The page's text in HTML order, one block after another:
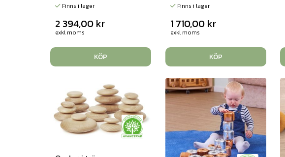
Finns i lager
2 394,00 kr
exkl moms
KÖP
Finns i lager
1 710,00 kr
exkl moms
KÖP